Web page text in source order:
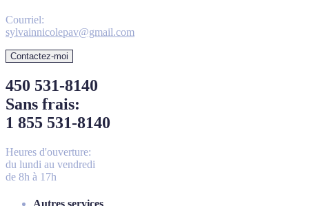
Courriel:
sylvainnicolepav@gmail.com
Contactez-moi
450 531-8140
Sans frais:
1 855 531-8140
Heures d'ouverture:
du lundi au vendredi
de 8h à 17h
Autres services